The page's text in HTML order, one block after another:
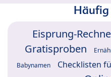
Eisprung-
Gratisproben
Babynamen Checklisten